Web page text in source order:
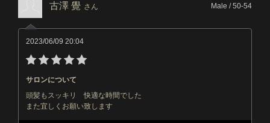
古澤 覺 さん Male / 50-54
2023/06/09 20:04
サロンについて
頭髪もスッキリ 快適な時間でした
また宜しくお願い致します